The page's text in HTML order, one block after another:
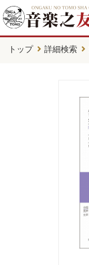
トップ 詳細検索